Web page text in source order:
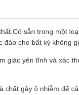
sẵn trong một
cho bất kỳ không
giác yên tĩnh và xác
chất gây ô nhiễm để